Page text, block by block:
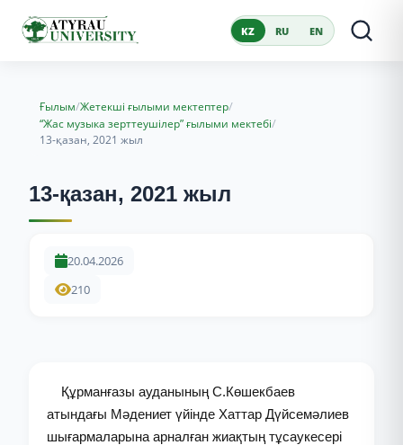
KZ RU EN
Ғылым/Жетекші ғылыми мектептер/
“Жас музыка зерттеушілер” ғылыми мектебі/
13-қазан, 2021 жыл
13-қазан, 2021 жыл
20.04.2026
210
Құрманғазы ауданының С.Көшекбаев
атындағы Мәдениет үйінде Хаттар Дүйсемәлиев
шығармаларына арналған жиақтың тұсаукесері